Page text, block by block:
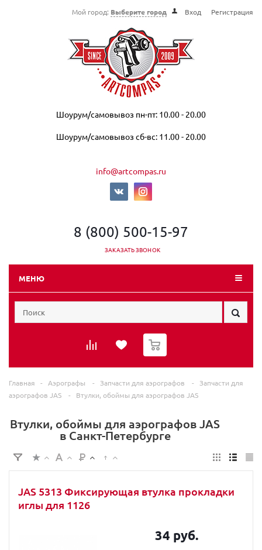
Мой город: Выберите город Вход Регистрация
Шоурум/самовывоз пн-пт: 10.00 - 20.00
Шоурум/самовывоз сб-вс: 11.00 - 20.00
info@artcompas.ru
8 (800) 500-15-97
ЗАКАЗАТЬ ЗВОНОК
МЕНЮ
0
Главная - Аэрографы - Запчасти для аэрографов -
Запчасти для
аэрографов JAS
- Втулки, обоймы для аэрографов JAS
Втулки, обоймы для аэрографов JAS
в Санкт-Петербурге
JAS 5313 Фиксирующая втулка прокладки
иглы для 1126
34 руб.